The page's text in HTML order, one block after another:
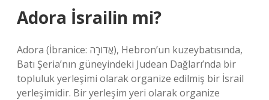
Adora İsrailin mi?
Adora (İbranice: אֲדוֹרָה), Hebron’un kuzeybatısında,
Batı Şeria’nın güneyindeki Judean Dağları’nda bir
topluluk yerleşimi olarak organize edilmiş bir İsrail
yerleşimidir. Bir yerleşim yeri olarak organize